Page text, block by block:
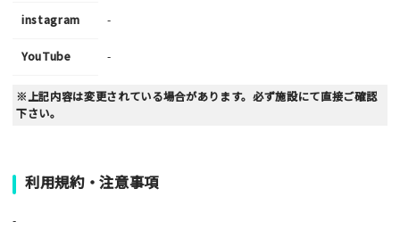
instagram -
YouTube -
※上記内容は変更されている場合があります。必ず施設にて直接ご確認
下さい。
利用規約・注意事項
-